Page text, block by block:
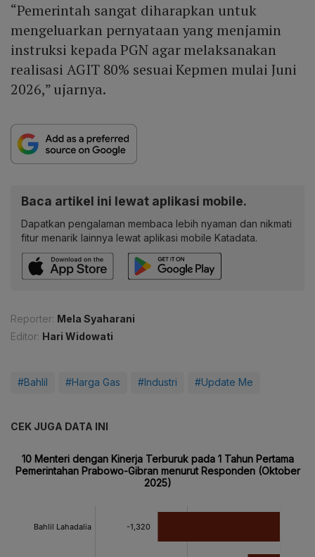
“Pemerintah sangat diharapkan untuk
mengeluarkan pernyataan yang menjamin
instruksi kepada PGN agar melaksanakan
realisasi AGIT 80% sesuai Kepmen mulai Juni
2026,” ujarnya.
Baca artikel ini lewat aplikasi mobile.
Dapatkan pengalaman membaca lebih nyaman dan nikmati
fitur menarik lainnya lewat aplikasi mobile Katadata.
Reporter: Mela Syaharani
Editor: Hari Widowati
#Bahlil #Harga Gas #Industri #Update Me
CEK JUGA DATA INI